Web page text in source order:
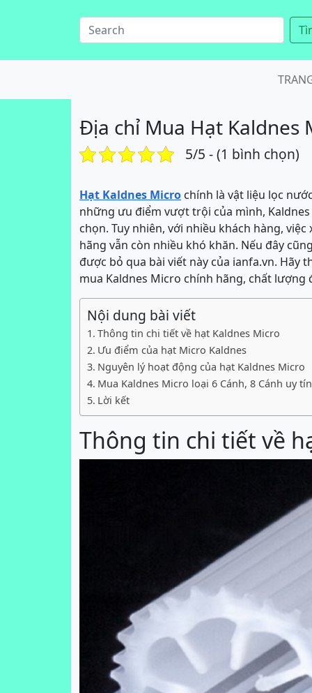
Địa chỉ Mua Hạt Kaldnes
5/5 - (1 bình chọn)
Hạt Kaldnes Micro chính là vật liệu lọc
những ưu điểm vượt trội của mình,
chọn. Tuy nhiên, với nhiều khách hàng,
hãng vẫn còn nhiều khó khăn. Nếu đây
được bỏ qua bài viết này của ianfa.vn. Hãy
mua Kaldnes Micro chính hãng, chất lượng
Nội dung bài viết
Thông tin chi tiết về hạt Kaldnes Micro
Ưu điểm của hạt Micro Kaldnes
Nguyên lý hoạt động của hạt Kaldnes Micro
Mua Kaldnes Micro loại 6 Cánh, 8 Cánh uy
Lời kết
Thông tin chi tiết về